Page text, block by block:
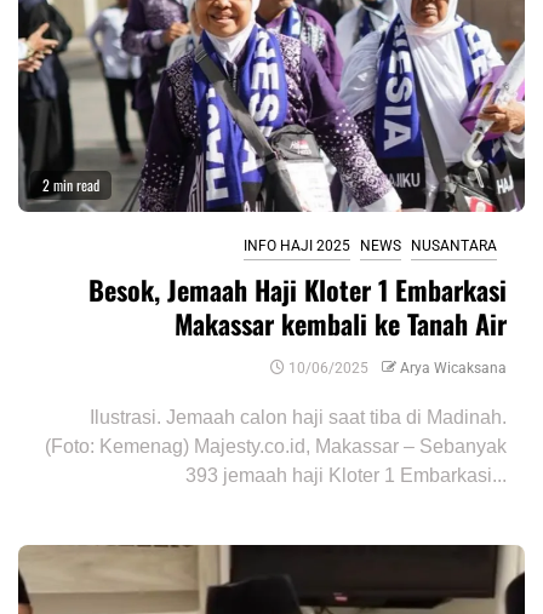
2 min read
INFO HAJI 2025 NEWS NUSANTARA
Besok, Jemaah Haji Kloter 1 Embarkasi
Makassar kembali ke Tanah Air
10/06/2025 Arya Wicaksana
Ilustrasi. Jemaah calon haji saat tiba di Madinah.
(Foto: Kemenag) Majesty.co.id, Makassar – Sebanyak
393 jemaah haji Kloter 1 Embarkasi...